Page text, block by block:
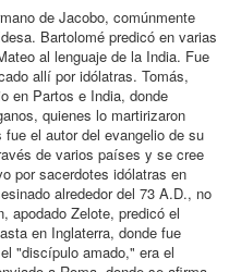
de Jacobo, comúnmente
Bartolomé predicó en varias
al lenguaje de la India. Fue
allí por idólatras. Tomás,
en Partos e India, donde
quienes lo martirizaron
el autor del evangelio de su
de varios países y se cree
por sacerdotes idólatras en
alrededor del 73 A.D., no
apodado Zelote, predicó el
en Inglaterra, donde fue
"discípulo amado," era el